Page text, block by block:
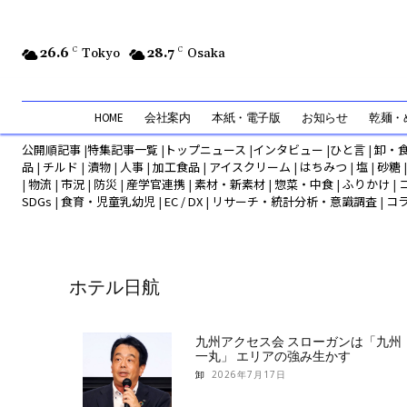
26.6 C Tokyo 28.7 C Osaka
HOME 会社案内 本紙・電子版 お知らせ 乾麺・
公開順記事 |特集記事一覧 | トップニュース |インタビュー |ひと言 |卸・
品 | チルド | 漬物 | 人事 | 加工食品 | アイスクリーム | はちみつ | 塩 | 砂糖
| 物流 | 市況 | 防災 | 産学官連携 | 素材・新素材 | 惣菜・中食 | ふりかけ |
SDGs | 食育・児童乳幼児 | EC / DX | リサーチ・統計分析・意識調査 | コ
ホテル日航
九州アクセス会 スローガンは「九州
一丸」 エリアの強み生かす
卸 2026年7月17日